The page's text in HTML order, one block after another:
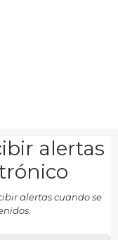
alertas
alertas cuando se